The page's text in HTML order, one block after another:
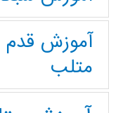
آموزش قدم
متلب